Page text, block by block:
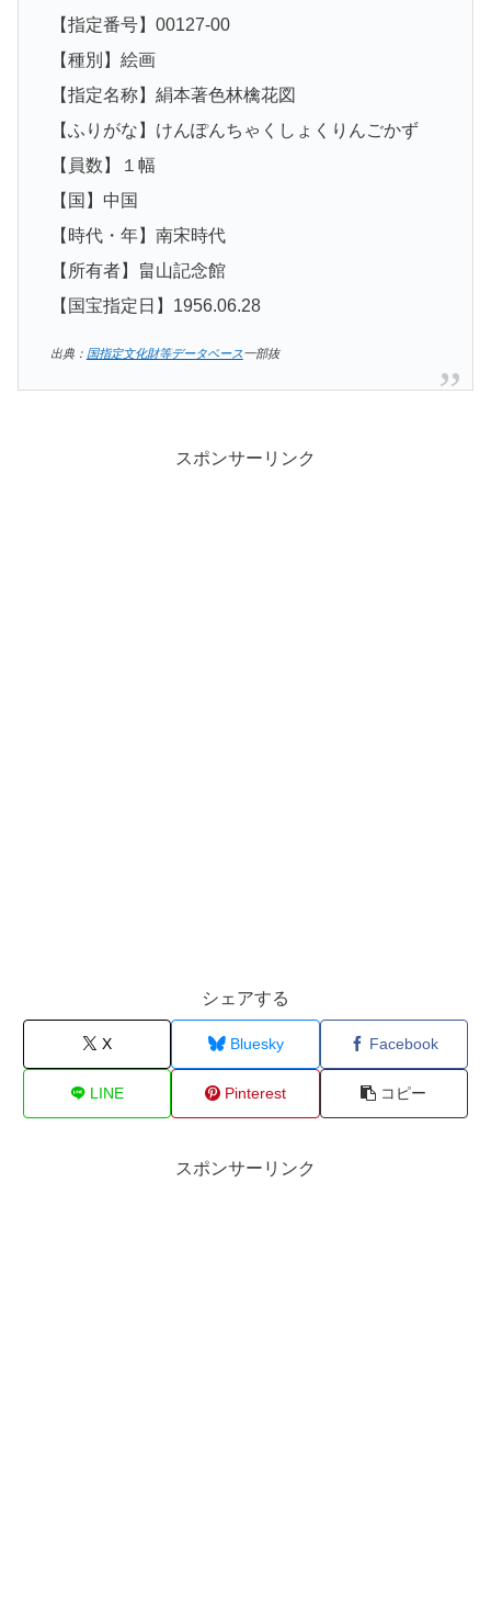
【指定番号】00127-00
【種別】絵画
【指定名称】絹本著色林檎花図
【ふりがな】けんぽんちゃくしょくりんごかず
【員数】１幅
【国】中国
【時代・年】南宋時代
【所有者】畠山記念館
【国宝指定日】1956.06.28
出典： 国指定文化財等データベース一部抜
スポンサーリンク
シェアする
X Bluesky Facebook
LINE Pinterest コピー
スポンサーリンク